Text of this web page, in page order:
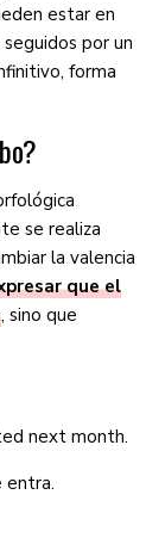
estar en
por un
forma
se realiza
la valencia
que el
, sino que
next month.
entra.